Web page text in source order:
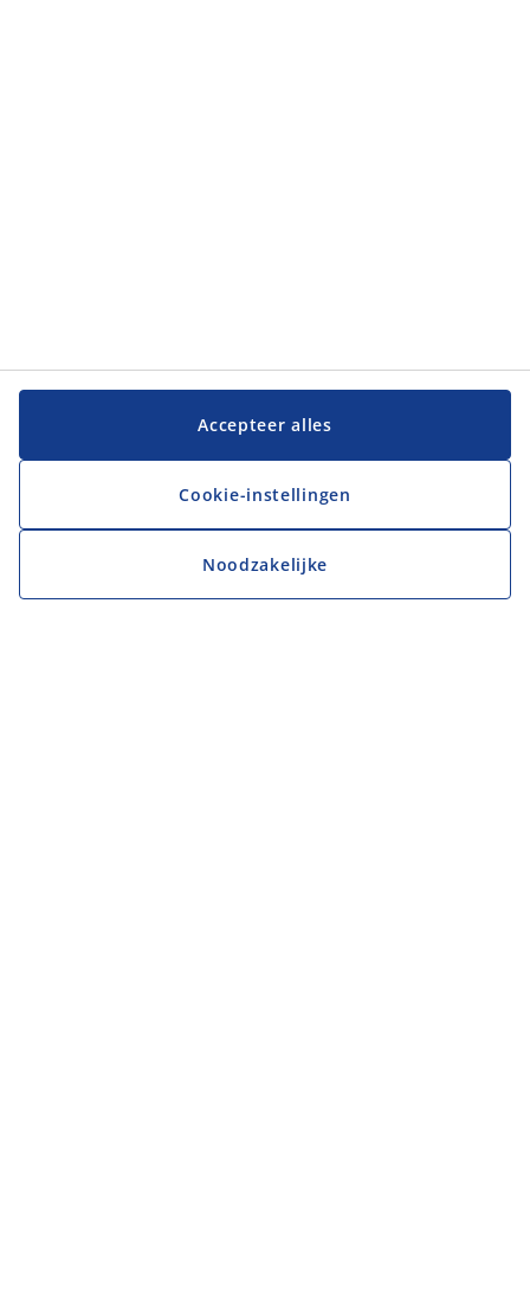
Accepteer alles
Cookie-instellingen
Noodzakelijke